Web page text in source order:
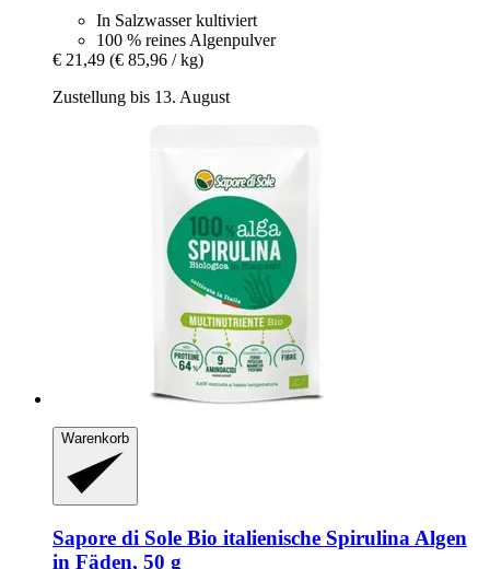
In Salzwasser kultiviert
100 % reines Algenpulver
€ 21,49 (€ 85,96 / kg)
Zustellung bis 13. August
Warenkorb
Sapore di Sole Bio italienische Spirulina Algen
in Fäden, 50 g